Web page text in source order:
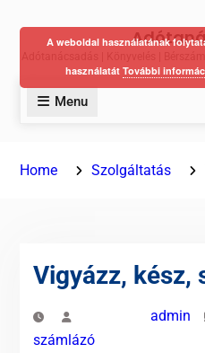
Adótanácsadás | Könyvelés |
Menu
Home Szolgáltatás
Vigyázz, kész,
admin
számlázó
A weboldal használatának
használatát További